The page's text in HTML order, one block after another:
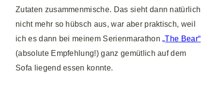
Zutaten zusammenmische. Das sieht dann natürlich
nicht mehr so hübsch aus, war aber praktisch, weil
ich es dann bei meinem Serienmarathon„The Bear“
(absolute Empfehlung!) ganz gemütlich auf dem
Sofa liegend essen konnte.